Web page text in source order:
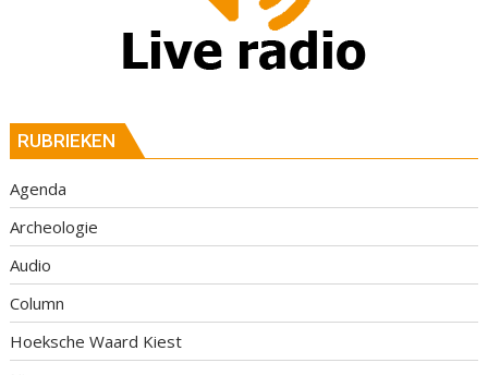
RUBRIEKEN
Agenda
Archeologie
Audio
Column
Hoeksche Waard Kiest